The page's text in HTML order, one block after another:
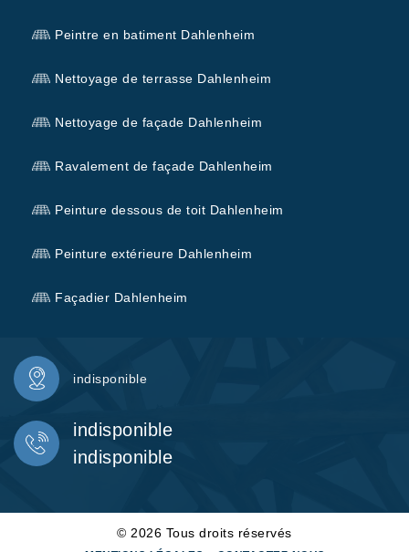
Peintre en batiment Dahlenheim
Nettoyage de terrasse Dahlenheim
Nettoyage de façade Dahlenheim
Ravalement de façade Dahlenheim
Peinture dessous de toit Dahlenheim
Peinture extérieure Dahlenheim
Façadier Dahlenheim
indisponible
indisponible
indisponible
© 2026 Tous droits réservés